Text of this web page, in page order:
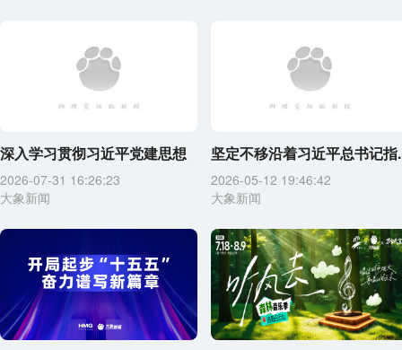
深入学习贯彻习近平党建思想
2026-07-31 16:26:23
大象新闻
坚定不移沿着习近平总书记指
2026-05-12 19:46:42
大象新闻